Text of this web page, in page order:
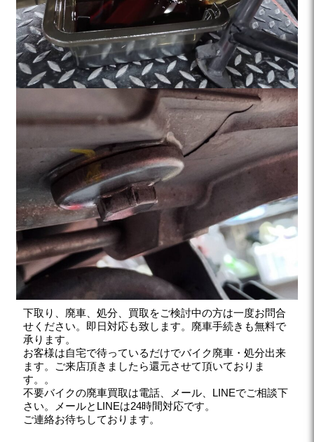
下取り、廃車、処分、買取をご検討中の方は一度お問合
せください。即日対応も致します。廃車手続きも無料で
承ります。
お客様は自宅で待っているだけでバイク廃車・処分出来
ます。ご来店頂きましたら還元させて頂いておりま
す。。
不要バイクの廃車買取は電話、メール、LINEでご相談下
さい。メールとLINEは24時間対応です。
ご連絡お待ちしております。